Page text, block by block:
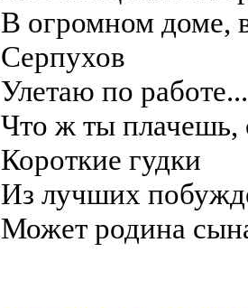
В огромном доме,
Серпухов
Улетаю по работе...
Что ж ты плачешь,
Короткие гудки
Из лучших
Может родина